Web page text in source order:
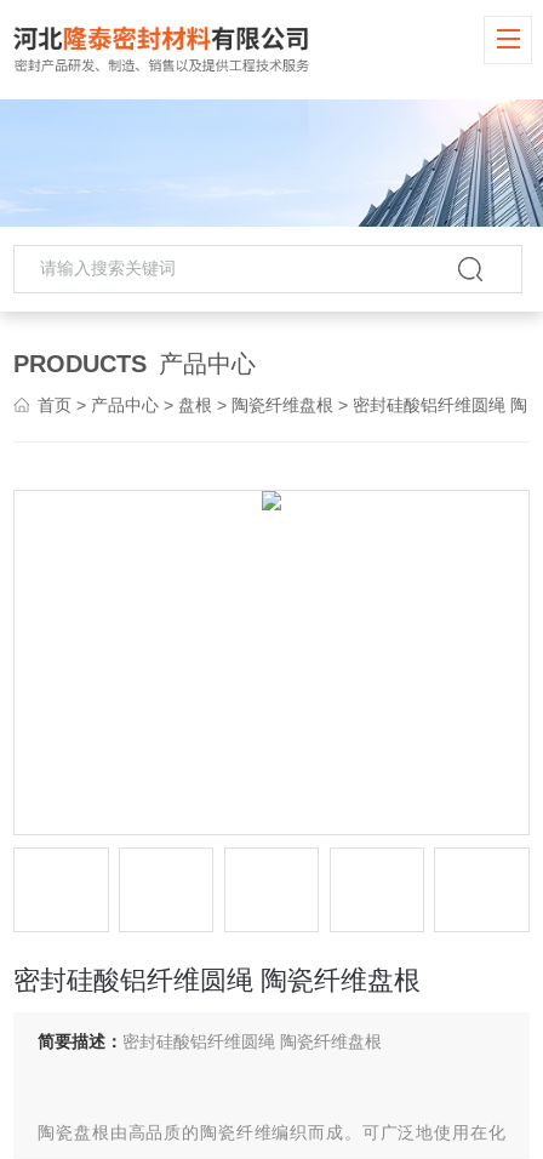
PRODUCTS 产品中心
首页 > 产品中心 > 盘根 > 陶瓷纤维盘根 > 密封硅酸铝纤维圆绳 陶瓷纤维盘根
密封硅酸铝纤维圆绳 陶瓷纤维盘根
简要描述： 密封硅酸铝纤维圆绳 陶瓷纤维盘根
陶瓷盘根由高品质的陶瓷纤维编织而成。可广泛地使用在化